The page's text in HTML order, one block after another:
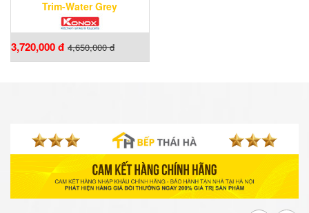
Trim-Water Grey
3,720,000 đ 4,650,000 đ